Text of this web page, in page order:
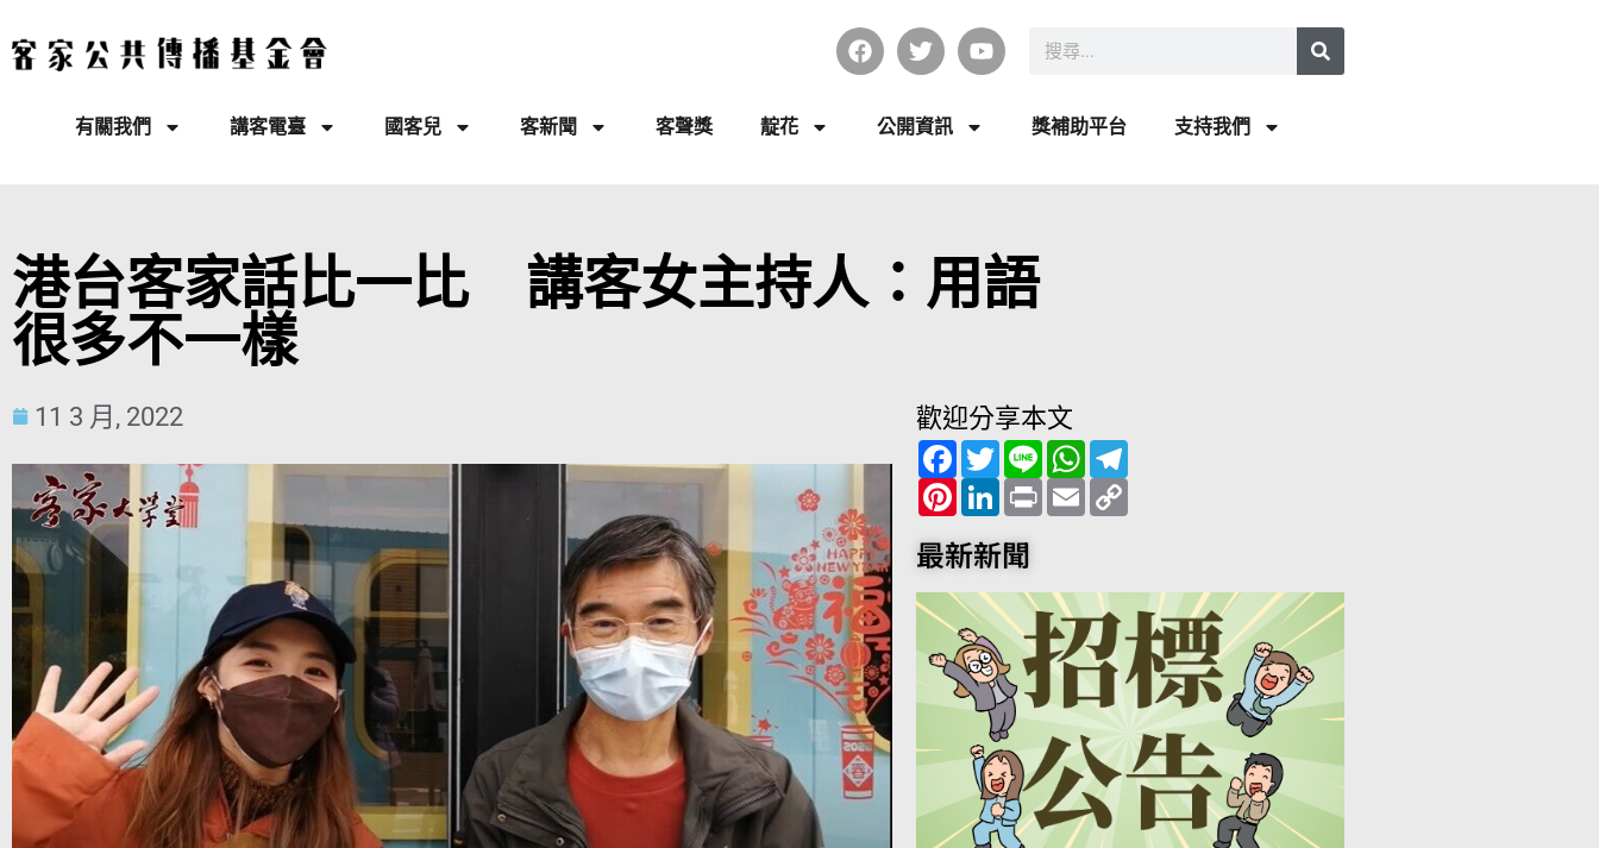
有關我們 講客電臺 國客兒 客新聞 客聲獎 靛花 公開資訊 獎補助平台 支持我們
港台客家話比一比 講客女主持人：用語
很多不一樣
11 3 月, 2022
歡迎分享本文
F
a
c
e
b
o
o
T
w
i
t
t
e
r
L
i
n
e
W
h
a
t
s
T
e
l
e
g
P
i
n
t
e
e
s
t
L
i
n
k
e
I
n
P
r
i
E
m
a
C
o
p
n
k
最新新聞